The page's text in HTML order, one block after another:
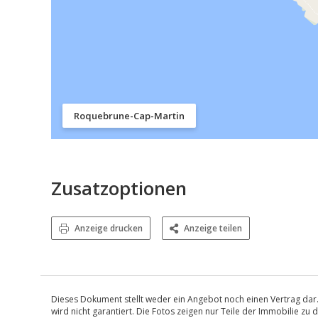
Roquebrune-Cap-Martin
Zusatzoptionen
Anzeige drucken Anzeige teilen
Dieses Dokument stellt weder ein Angebot noch einen Vertrag
wird nicht garantiert. Die Fotos zeigen nur Teile der Immobilie zu